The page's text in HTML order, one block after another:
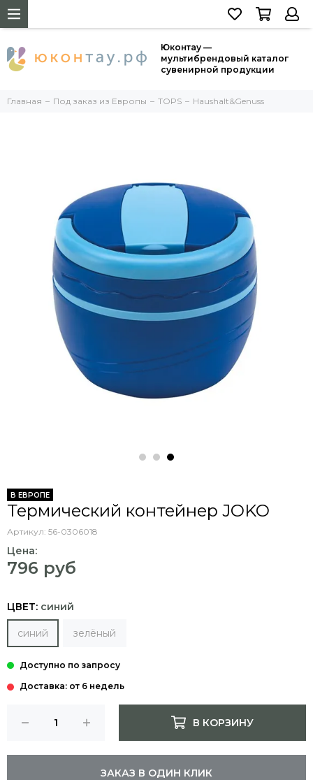
Юконтау —
мультибрендовый каталог
сувенирной продукции
Главная Под заказ из Европы TOPS Haushalt&Genuss
В ЕВРОПЕ
Термический контейнер JOKO
Артикул: 56-0306018
Цена:
796 руб
ЦВЕТ: синий
синий зелёный
Доставка: от 6 недель
В КОРЗИНУ
ЗАКАЗ В ОДИН КЛИК